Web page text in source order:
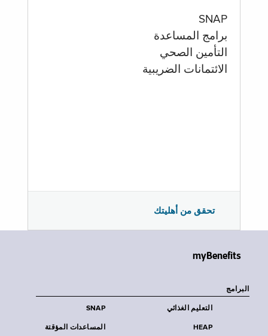
SNAP
برامج المساعدة
التأمين الصحي
الائتمانات الضريبية
تحقق من أهليتك
myBenefits
البرامج
SNAP التعليم الغذائي
المساعدات المؤقتة HEAP